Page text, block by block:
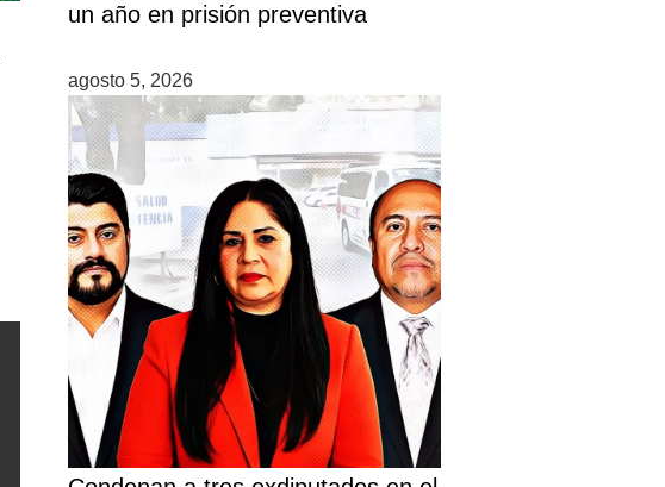
un año en prisión preventiva
agosto 5, 2026